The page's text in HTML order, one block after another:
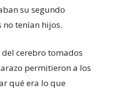
su segundo
no tenían hijos.
cerebro tomados
permitieron a los
qué era lo que